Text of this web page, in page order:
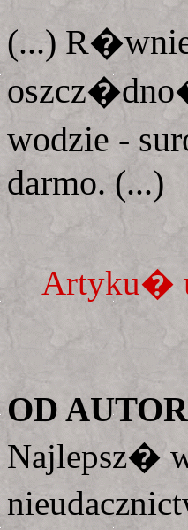
(...)
wodzie -
darmo. (...)
Artyku�
OD
Najlepsz�